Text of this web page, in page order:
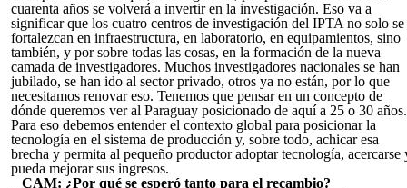
cuarenta años se volverá a invertir en la investigación. Eso va a
significar que los cuatro centros de investigación del IPTA no solo se
fortalezcan en infraestructura, en laboratorio, en equipamientos, sino
también, y por sobre todas las cosas, en la formación de la nueva
camada de investigadores. Muchos investigadores nacionales se han
jubilado, se han ido al sector privado, otros ya no están, por lo que
necesitamos renovar eso. Tenemos que pensar en un concepto de
dónde queremos ver al Paraguay posicionado de aquí a 25 o 30 años.
Para eso debemos entender el contexto global para posicionar la
tecnología en el sistema de producción y, sobre todo, achicar esa
brecha y permita al pequeño productor adoptar tecnología, acercarse
pueda mejorar sus ingresos.
_ CAM: ¿Por qué se esperó tanto para el recambio?